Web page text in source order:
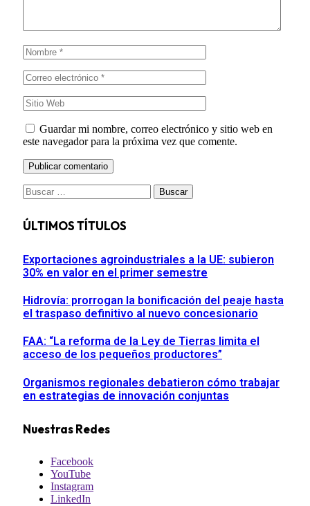
Guardar mi nombre, correo electrónico y sitio web en
este navegador para la próxima vez que comente.
Buscar:
ÚLTIMOS TÍTULOS
Exportaciones agroindustriales a la UE: subieron
30% en valor en el primer semestre
Hidrovía: prorrogan la bonificación del peaje hasta
el traspaso definitivo al nuevo concesionario
FAA: “La reforma de la Ley de Tierras limita el
acceso de los pequeños productores”
Organismos regionales debatieron cómo trabajar
en estrategias de innovación conjuntas
Nuestras Redes
Facebook
YouTube
Instagram
LinkedIn